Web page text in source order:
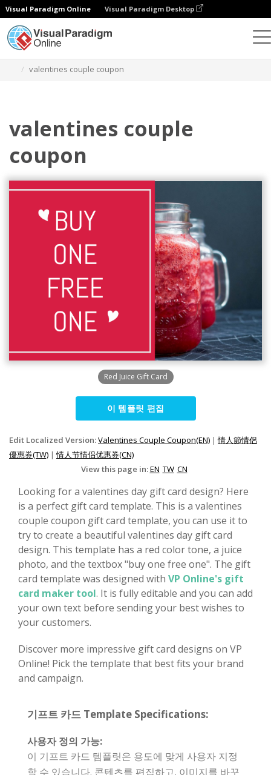
Visual Paradigm Online Visual Paradigm Desktop
valentines couple coupon
valentines couple
coupon
Red Juice Gift Card
이 템플릿 편집
Edit Localized Version:Valentines Couple Coupon(EN) |情人節情侶
優惠券(TW) |情人节情侣优惠券(CN)
View this page in:EN TW CN
Looking for a valentines day gift card design? Here
is a perfect gift card template. This is a valentines
couple coupon gift card template, you can use it to
try to create a beautiful valentines day gift card
design. This template has a red color tone, a juice
photo, and the textbox "buy one free one". The gift
card template was designed with VP Online's gift
card maker tool. It is fully editable and you can add
your own text before sending your best wishes to
your customers.
Discover more impressive gift card designs on VP
Online! Pick the template that best fits your brand
and campaign.
기프트 카드 Template Specifications:
사용자 정의 가능:
이 기프트 카드 템플릿은 용도에 맞게 사용자 지정
할 수 있습니다. 콘텐츠를 편집하고, 이미지를 바꾸